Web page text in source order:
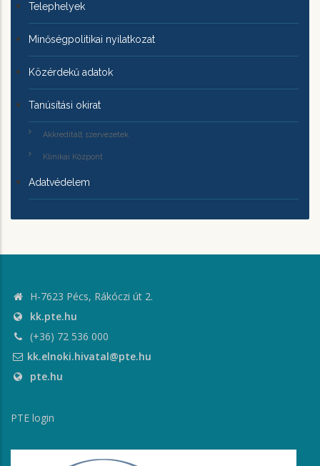
Telephelyek
Minőségpolitikai nyilatkozat
Közérdekű adatok
Tanúsítási okirat
Akkreditált szervezetek
Klinikai Központ
Adatvédelem
H-7623 Pécs, Rákóczi út 2.
kk.pte.hu
(+36) 72 536 000
kk.elnoki.hivatal@pte.hu
pte.hu
PTE login